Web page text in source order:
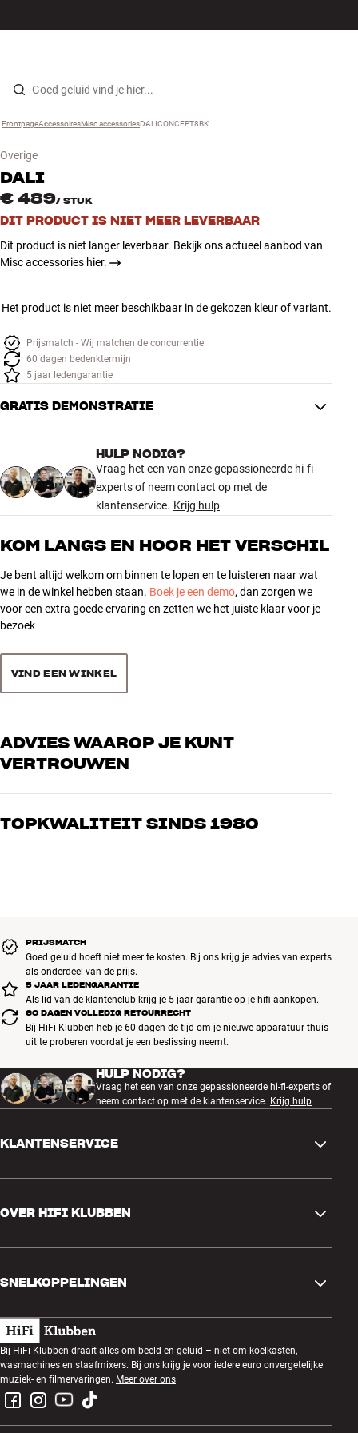
Skip to content
Luidsprekers
Surround
Tv
Accessoires
INSPIRATIE
MERKEN
NIEUW
Winkels
Klantenservice
Inloggen
Klantenservice
Frontpage ›
Accessoires ›
Misc accessories ›
DALICONCEPT8BK
Overige
DALI
€ 489/ STUK
DIT PRODUCT IS NIET MEER LEVERBAAR
Dit product is niet langer leverbaar. Bekijk ons actueel aanbod van
Misc accessories hier.
Het product is niet meer beschikbaar in de gekozen kleur of variant.
Prijsmatch - Wij matchen de concurrentie
60 dagen bedenktermijn
5 jaar ledengarantie
GRATIS DEMONSTRATIE
HULP NODIG?
Vraag het een van onze gepassioneerde hi-fi-
experts of neem contact op met de
klantenservice. Krijg hulp
KOM LANGS EN HOOR HET VERSCHIL
Je bent altijd welkom om binnen te lopen en te luisteren naar wat
we in de winkel hebben staan. Boek je een demo, dan zorgen we
voor een extra goede ervaring en zetten we het juiste klaar voor je
bezoek
VIND EEN WINKEL
ADVIES WAAROP JE KUNT
VERTROUWEN
Onze medewerkers zijn echte liefhebbers die de producten door en
muziek als home cinema. Vertel ons wat je zoekt, dan vinden we
TOPKWALITEIT SINDS 1980
PRIJSMATCH
Goed geluid hoeft niet meer te kosten. Bij ons krijg je advies van experts
als onderdeel van de prijs.
5 JAAR LEDENGARANTIE
Als lid van de klantenclub krijg je 5 jaar garantie op je hifi aankopen.
60 DAGEN VOLLEDIG RETOURRECHT
Bij HiFi Klubben heb je 60 dagen de tijd om je nieuwe apparatuur thuis
uit te proberen voordat je een beslissing neemt.
HULP NODIG?
Vraag het een van onze gepassioneerde hi-fi-experts of
neem contact op met de klantenservice. Krijg hulp
KLANTENSERVICE
Ruilen en retourneren
Bestelling herroepen
Algemene voorwaarden
Privacybeleid
OVER HIFI KLUBBEN
Klantenclub
Luisteravond
Prijsvragen
Werken bij HiFi Klubben
SNELKOPPELINGEN
Cadeaubonnen
Bouwen met geluid
Montage en installatie
Bij HiFi Klubben draait alles om beeld en geluid – niet om koelkasten,
wasmachines en staafmixers. Bij ons krijg je voor iedere euro onvergetelijke
muziek- en filmervaringen. Meer over ons